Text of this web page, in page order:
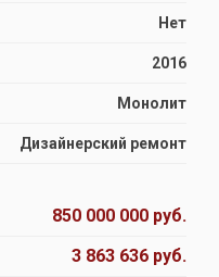
Нет
2016
Монолит
Дизайнерский ремонт
850 000 000 руб.
3 863 636 руб.